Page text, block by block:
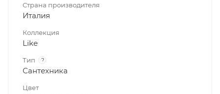
Страна производителя
Италия
Коллекция
Like
Тип ?
Сантехника
Цвет